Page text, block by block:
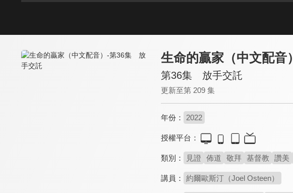
生命的贏家（中文配音）
第36集 放手交託
更新至第 209 集
年份： 2022
授權平台：
類別： 見證 佈道 敬拜 基督教 讚美
講員： 約爾歐斯汀（Joel Osteen）